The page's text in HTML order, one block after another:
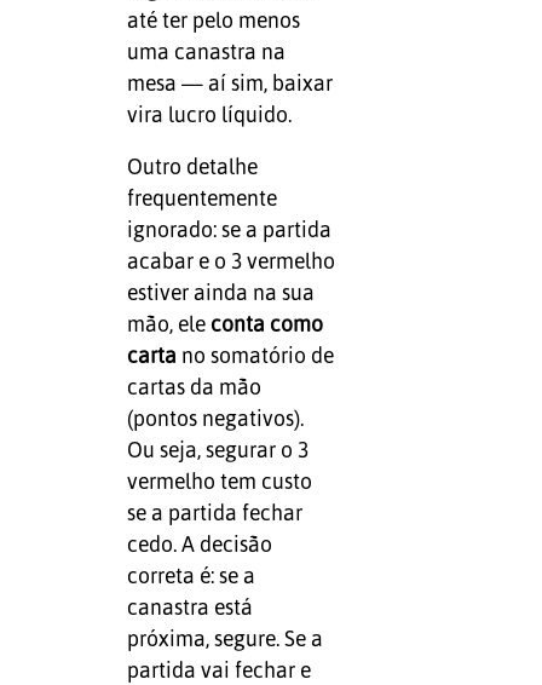
até ter pelo menos
uma canastra na
mesa — aí sim, baixar
vira lucro líquido.
Outro detalhe
frequentemente
ignorado: se a partida
acabar e o 3 vermelho
estiver ainda na sua
mão, ele conta como
carta no somatório de
cartas da mão
(pontos negativos).
Ou seja, segurar o 3
vermelho tem custo
se a partida fechar
cedo. A decisão
correta é: se a
canastra está
próxima, segure. Se a
partida vai fechar e